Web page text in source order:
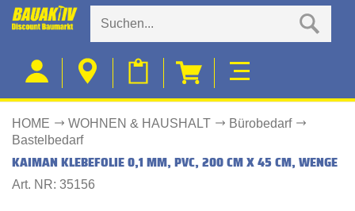
HOME WOHNEN & HAUSHALT
Bürobedarf
Bastelbedarf
KAIMAN KLEBEFOLIE 0,1 MM, PVC, 200 CM X 45 CM, WENGE
Art. NR: 35156